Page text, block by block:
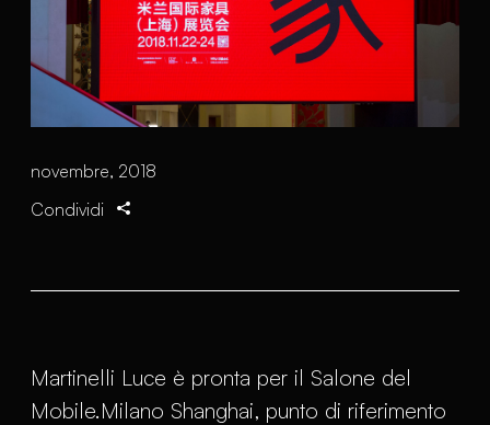
novembre, 2018
Condividi
Martinelli Luce è pronta per il Salone del
Mobile.Milano Shanghai, punto di riferimento